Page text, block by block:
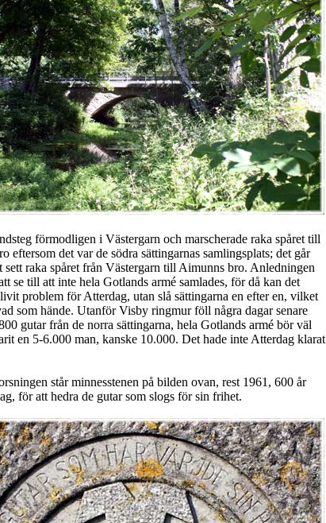
förmodligen i Västergarn och marscherade raka spåret till
eftersom det var de södra sättingarnas samlingsplats; det går
sett raka spåret från Västergarn till Aimunns bro. Anledningen
se till att inte hela Gotlands armé samlades, för då kan det
problem för Atterdag, utan slå sättingarna en efter en, vilket
som hände. Utanför Visby ringmur föll några dagar senare
gutar från de norra sättingarna, hela Gotlands armé bör väl
en 5-6.000 man, kanske 10.000. Det hade inte Atterdag klarat
står minnesstenen på bilden ovan, rest 1961, 600 år
för att hedra de gutar som slogs för sin frihet.